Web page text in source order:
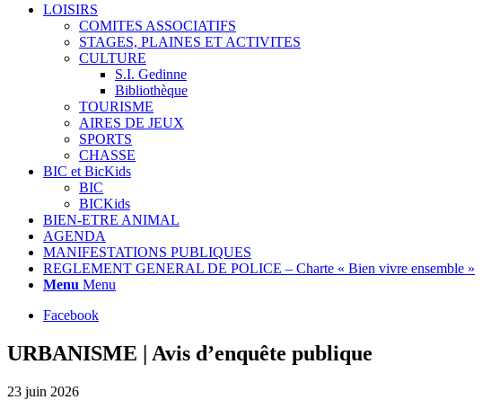
LOISIRS
COMITES ASSOCIATIFS
STAGES, PLAINES ET ACTIVITES
CULTURE
S.I. Gedinne
Bibliothèque
TOURISME
AIRES DE JEUX
SPORTS
CHASSE
BIC et BicKids
BIC
BICKids
BIEN-ETRE ANIMAL
AGENDA
MANIFESTATIONS PUBLIQUES
REGLEMENT GENERAL DE POLICE – Charte « Bien vivre ensemble »
Menu Menu
Facebook
URBANISME | Avis d’enquête publique
23 juin 2026